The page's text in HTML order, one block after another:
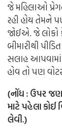
જે મહિલાઓ
રહી હોય તેમને
જોઈએ.જે લોકો
બીમારીથી
સલાહ
હોવ તો પણ
(નોંધ : ઉપર
માટે પહેલા
લેવી.)